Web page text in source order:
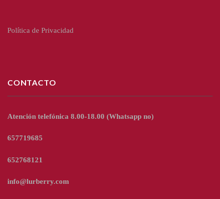
Política de Privacidad
CONTACTO
Atención telefónica 8.00-18.00 (Whatsapp no)
657719685
652768121
info@lurberry.com